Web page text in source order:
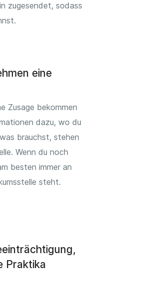
zugesendet, sodass
eine
Zusage bekommen
dazu, wo du
brauchst, stehen
Wenn du noch
besten immer an
steht.
Praktika